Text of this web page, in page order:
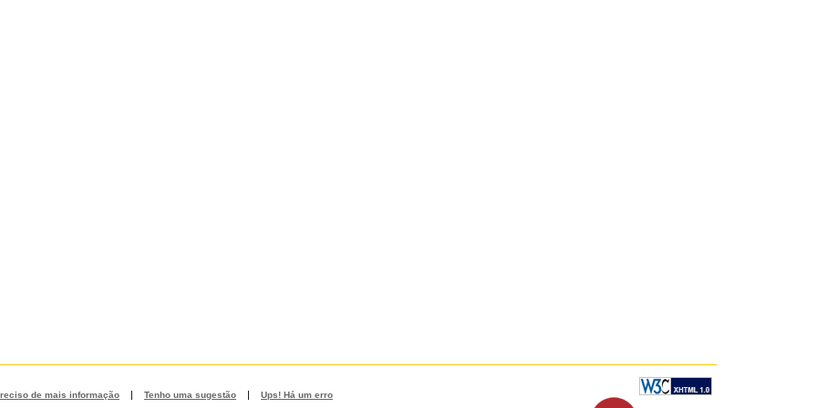
de mais informação | Tenho uma sugestão | Ups! Há um erro